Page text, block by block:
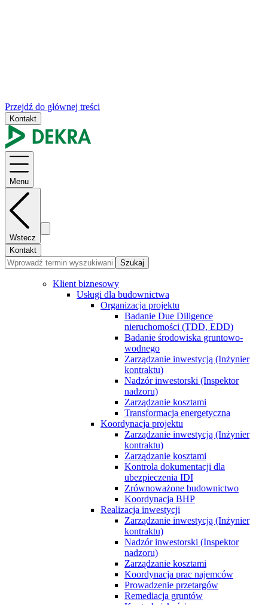
Przejdź do głównej treści
Kontakt
Menu
Wstecz
Kontakt
Szukaj
Klient biznesowy
Usługi dla budownictwa
Organizacja projektu
Badanie Due Diligence
nieruchomości (TDD, EDD)
Badanie środowiska gruntowo-
wodnego
Zarządzanie inwestycją (Inżynier
kontraktu)
Nadzór inwestorski (Inspektor
nadzoru)
Zarządzanie kosztami
Transformacja energetyczna
Koordynacja projektu
Zarządzanie inwestycją (Inżynier
kontraktu)
Zarządzanie kosztami
Kontrola dokumentacji dla
ubezpieczenia IDI
Zrównoważone budownictwo
Koordynacja BHP
Realizacja inwestycji
Zarządzanie inwestycją (Inżynier
kontraktu)
Nadzór inwestorski (Inspektor
nadzoru)
Zarządzanie kosztami
Koordynacja prac najemców
Prowadzenie przetargów
Remediacja gruntów